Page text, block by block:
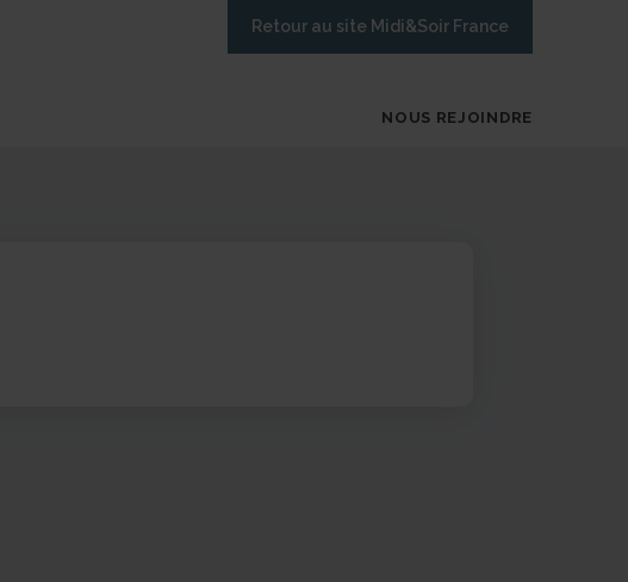
Retour au site Midi&Soir France
NOUS REJOINDRE